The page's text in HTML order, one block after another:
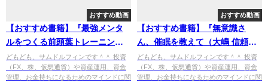
おすすめ動画
【おすすめ書籍】『最強メンタ
ルをつくる前頭葉トレーニング
（茂木 健一郎[著]）』の紹介
どもども、サムドルフィンです＾＾ 投資
（FX、株、仮想通貨）や資産運用、資金
管理、お金持ちになるためのマインドに関
おすすめ動画
【おすすめ書籍】『無意識さ
ん、催眠を教えて（大嶋 信頼
[著]）』の紹介
どもども、サムドルフィンです＾＾ 投資
（FX、株、仮想通貨）や資産運用、資金
管理、お金持ちになるためのマインドに関